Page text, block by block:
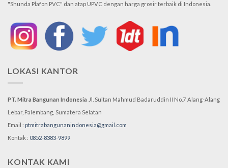
"Shunda Plafon PVC" dan atap UPVC dengan harga grosir terbaik di Indonesia.
LOKASI KANTOR
PT. Mitra Bangunan Indonesia Jl. Sultan Mahmud Badaruddin II No.7 Alang-Alang
Lebar, Palembang, Sumatera Selatan
Email : ptmitrabangunanindonesia@gmail.com
Kontak : 0852-8383-9899
KONTAK KAMI